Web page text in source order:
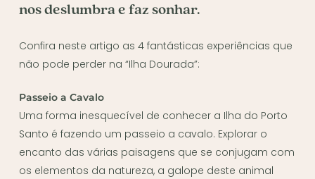
nos deslumbra e faz sonhar.
Confira neste artigo as 4 fantásticas experiências que
não pode perder na “Ilha Dourada”:
Passeio a Cavalo
Uma forma inesquecível de conhecer a Ilha do Porto
Santo é fazendo um passeio a cavalo. Explorar o
encanto das várias paisagens que se conjugam com
os elementos da natureza, a galope deste animal